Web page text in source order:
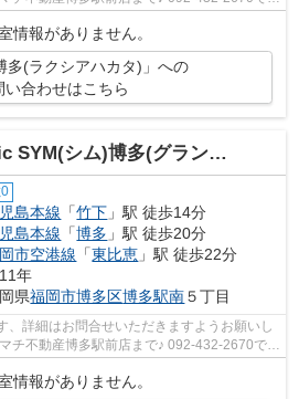
！！♪
情報がありません。
多(ラクシアハカタ)」への
い合わせはこちら
シム)博多(グランティックシムハカタ)
島本線 「竹下 」駅 徒歩14分
島本線 「博多 」駅 徒歩20分
市空港線 「東比恵 」駅 徒歩22分
年
県福岡市博多区博多駅南５丁目
、詳細はお問合せいただきますようお願いし
チ不動産博多駅前店まで♪ 092-432-2670で
情報がありません。